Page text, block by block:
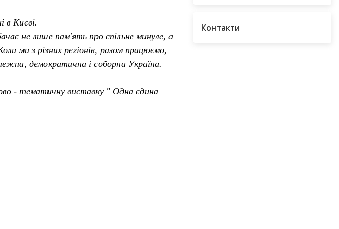
в Києві.
не лише пам'ять про спільне минуле, а
ми з різних регіонів, разом працюємо,
демократична і соборна Україна.
- тематичну виставку " Одна єдина
Контакти